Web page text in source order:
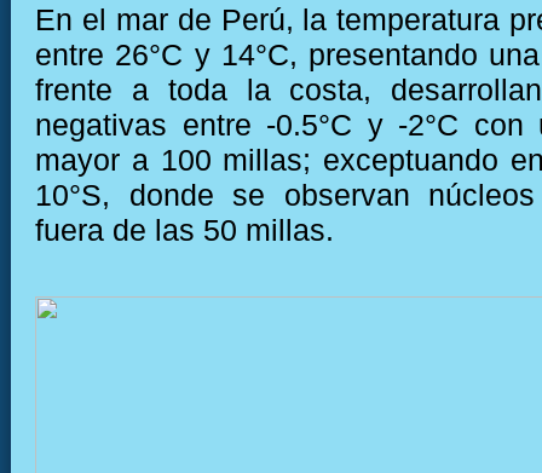
En el mar de Perú, la temperatura
entre 26°C y 14°C, presentando
frente a toda la costa,
negativas entre -0.5°C y -2°C con
mayor a 100 millas; exceptuando
10°S, donde se observan
fuera de las 50 millas.